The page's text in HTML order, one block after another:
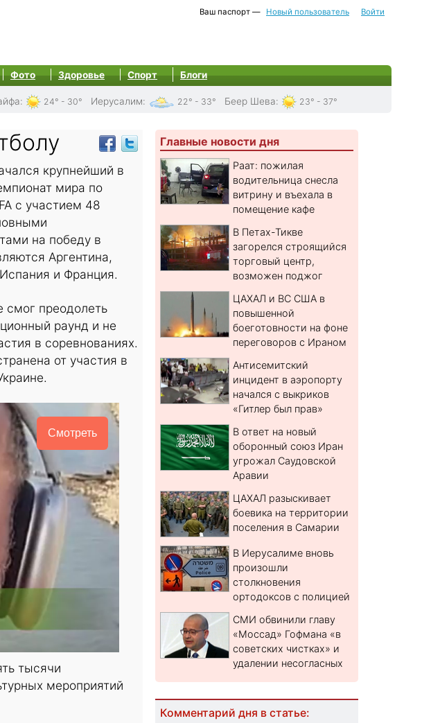
Ваш паспорт — Новый пользователь Войти
Фото Здоровье Спорт Блоги
: 24° - 30° Иерусалим: 22° - 33° Беер Шева: 23° - 37°
крупнейший в
мира по
с участием 48
на победу в
Аргентина,
и Франция.
смог преодолеть
раунд и не
в соревнованиях.
от участия в
Смотреть
тысячи
мероприятий
Главные новости дня
Раат: пожилая
водительница снесла
витрину и въехала в
помещение кафе
В Петах-Тикве
загорелся строящийся
торговый центр,
возможен поджог
ЦАХАЛ и ВС США в
повышенной
боеготовности на фоне
переговоров с Ираном
Антисемитский
инцидент в аэропорту
начался с выкриков
«Гитлер был прав»
В ответ на новый
оборонный союз Иран
угрожал Саудовской
Аравии
ЦАХАЛ разыскивает
боевика на территории
поселения в Самарии
В Иерусалиме вновь
произошли
столкновения
ортодоксов с полицией
СМИ обвинили главу
«Моссад» Гофмана «в
советских чистках» и
удалении несогласных
Комментарий дня в статье: